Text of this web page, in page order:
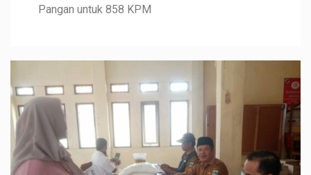
Pangan untuk 858 KPM